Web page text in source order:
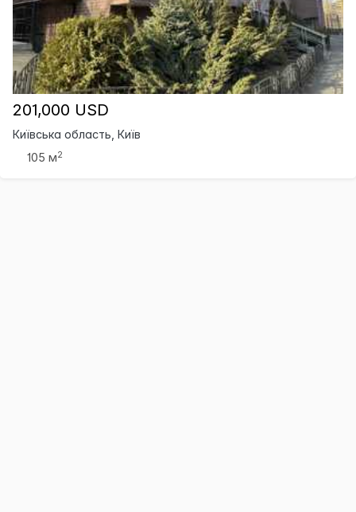
201,000 USD
Київська область, Київ
105 м2